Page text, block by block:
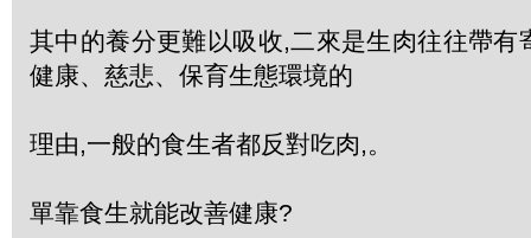
其中的養分更難以吸收,二來是生肉往往帶有
健康、慈悲、保育生態環境的
理由,一般的食生者都反對吃肉,。
單靠食生就能改善健康?